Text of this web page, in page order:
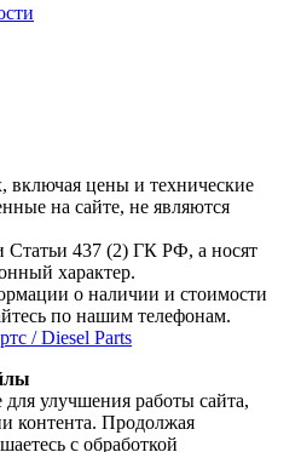
включая цены и технические
на сайте, не являются
Статьи 437 (2) ГК РФ, а носят
характер.
о наличии и стоимости
по нашим телефонам.
/ Diesel Parts
для улучшения работы сайта,
контента. Продолжая
с обработкой